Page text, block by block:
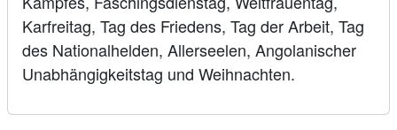
Karfreitag, Tag des Friedens, Tag der Arbeit, Tag
des Nationalhelden, Allerseelen, Angolanischer
Unabhängigkeitstag und Weihnachten.